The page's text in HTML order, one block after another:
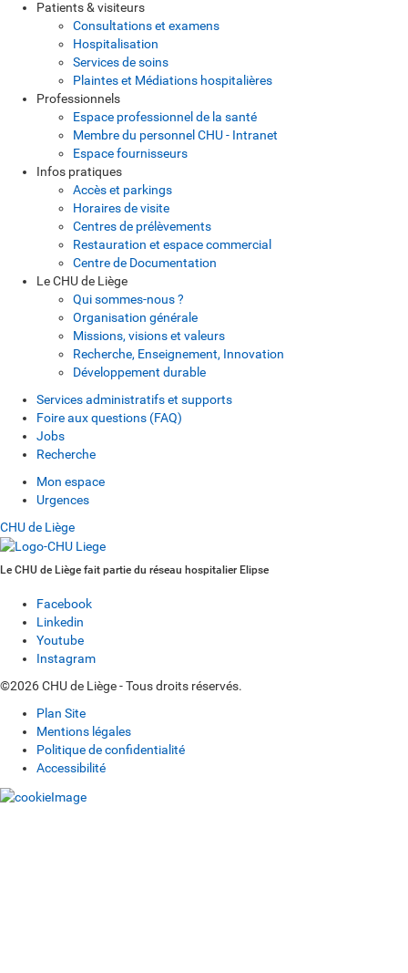
Patients & visiteurs
Consultations et examens
Hospitalisation
Services de soins
Plaintes et Médiations hospitalières
Professionnels
Espace professionnel de la santé
Membre du personnel CHU - Intranet
Espace fournisseurs
Infos pratiques
Accès et parkings
Horaires de visite
Centres de prélèvements
Restauration et espace commercial
Centre de Documentation
Le CHU de Liège
Qui sommes-nous ?
Organisation générale
Missions, visions et valeurs
Recherche, Enseignement, Innovation
Développement durable
Services administratifs et supports
Foire aux questions (FAQ)
Jobs
Recherche
Mon espace
Urgences
CHU de Liège
Le CHU de Liège fait partie du réseau hospitalier Elipse
Facebook
Linkedin
Youtube
Instagram
©2026 CHU de Liège - Tous droits réservés.
Plan Site
Mentions légales
Politique de confidentialité
Accessibilité